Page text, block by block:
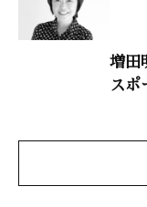
日本の教育を取り
「公と私についての一
占部賢志（中村学園大
「技術と人材を守り
渡部昇一（上智大学名
増田
スポ